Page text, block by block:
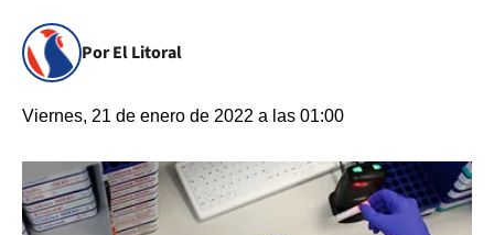
Por El Litoral
Viernes, 21 de enero de 2022 a las 01:00